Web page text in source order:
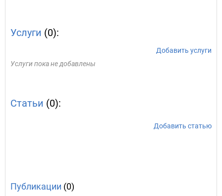
Услуги (0):
Добавить услуги
Услуги пока не добавлены
Статьи (0):
Добавить статью
Публикации (0)